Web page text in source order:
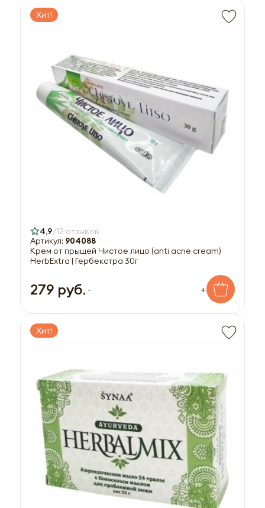
Хит!
4,9 12 отзывов
Артикул: 904088
Крем от прыщей Чистое лицо (anti acne cream)
HerbExtra | Гербекстра 30г
279 руб. - +
Хит!